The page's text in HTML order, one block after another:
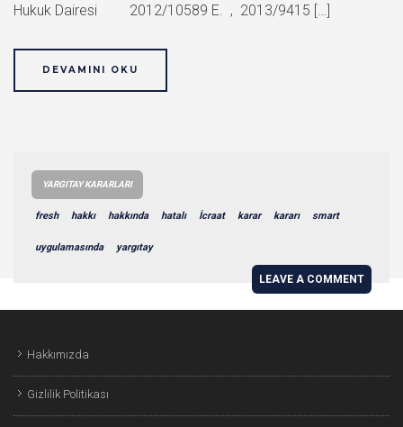
Hukuk Dairesi 2012/10589 E. , 2013/9415 […]
DEVAMINI OKU
YARGITAY KARARLARI
fresh hakkı hakkında hatalı İcraat karar kararı smart
uygulamasında yargıtay
LEAVE A COMMENT
Hakkımızda
Gizlilik Politikası